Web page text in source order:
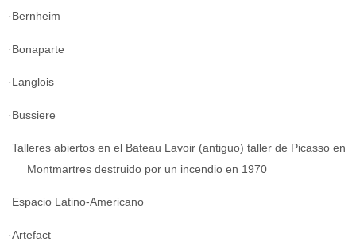
·Bernheim
·Bonaparte
·Langlois
·Bussiere
·Talleres abiertos en el Bateau Lavoir (antiguo) taller de Picasso en
Montmartres destruido por un incendio en 1970
·Espacio Latino-Americano
·Artefact